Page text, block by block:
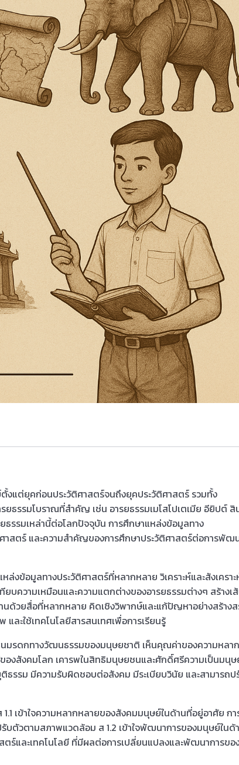
งแต่ยุคก่อนประวัติศาสตร์จนถึงยุคประวัติศาสตร์ รวมทั้ง
ธรรมโบราณที่สำคัญ เช่น อารยธรรมเมโสโปเตเมีย อียิปต์ สิ
รรมเหล่านี้ต่อโลกปัจจุบัน การศึกษาแหล่งข้อมูลทาง
ศาสตร์ และความสำคัญของการศึกษาประวัติศาสตร์ต่อการพัฒ
งข้อมูลทางประวัติศาสตร์ที่หลากหลาย วิเคราะห์และสังเครา
บความเหมือนและความแตกต่างของอารยธรรมต่างๆ สร้างเ
านด้วยสื่อที่หลากหลาย คิดเชิงวิพากษ์และแก้ปัญหาอย่างสร้าง
ละใช้เทคโนโลยีสารสนเทศเพื่อการเรียนรู้
รดกทางวัฒนธรรมของมนุษยชาติ เห็นคุณค่าของความหลาก
งสังคมโลก เคารพในสิทธิมนุษยชนและศักดิ์ศรีความเป็นมนุ
ธรรม มีความรับผิดชอบต่อสังคม มีระเบียบวินัย และสามารถป
เข้าใจความหลากหลายของสังคมมนุษย์ในด้านที่อยู่อาศัย กา
ตัวตามสภาพแวดล้อม ส 1.2 เข้าใจพัฒนาการของมนุษย์ในด้
ร์และเทคโนโลยี ที่มีผลต่อการเปลี่ยนแปลงและพัฒนาการขอ